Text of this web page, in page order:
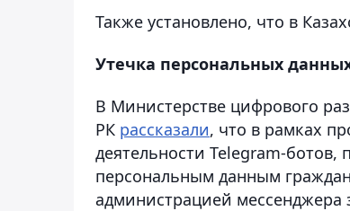
Также установлено, что в
Утечка персональных
В Министерстве цифрового
РК рассказали, что в рамках
деятельности Telegram-
персональным данным
администрацией мессенджера